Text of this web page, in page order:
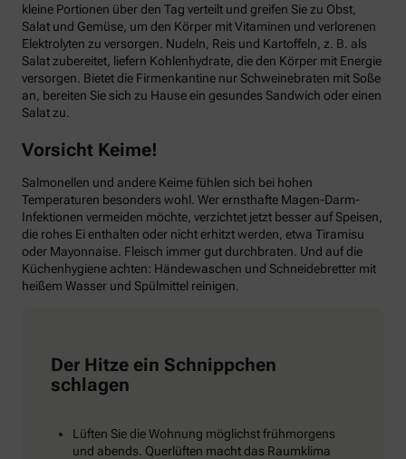
kleine Portionen über den Tag verteilt und greifen Sie zu Obst,
Salat und Gemüse, um den Körper mit Vitaminen und verlorenen
Elektrolyten zu versorgen. Nudeln, Reis und Kartoffeln, z. B. als
Salat zubereitet, liefern Kohlenhydrate, die den Körper mit Energie
versorgen. Bietet die Firmenkantine nur Schweinebraten mit Soße
an, bereiten Sie sich zu Hause ein gesundes Sandwich oder einen
Salat zu.
Vorsicht Keime!
Salmonellen und andere Keime fühlen sich bei hohen
Temperaturen besonders wohl. Wer ernsthafte Magen-Darm-
Infektionen vermeiden möchte, verzichtet jetzt besser auf Speisen,
die rohes Ei enthalten oder nicht erhitzt werden, etwa Tiramisu
oder Mayonnaise. Fleisch immer gut durchbraten. Und auf die
Küchenhygiene achten: Händewaschen und Schneidebretter mit
heißem Wasser und Spülmittel reinigen.
Der Hitze ein Schnippchen
schlagen
Lüften Sie die Wohnung möglichst frühmorgens
und abends. Querlüften macht das Raumklima